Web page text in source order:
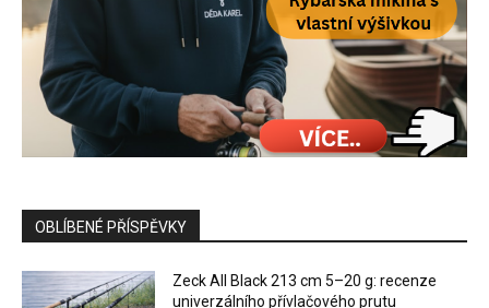
OBLÍBENÉ PŘÍSPĚVKY
Zeck All Black 213 cm 5–20 g: recenze
univerzálního přívlačového prutu